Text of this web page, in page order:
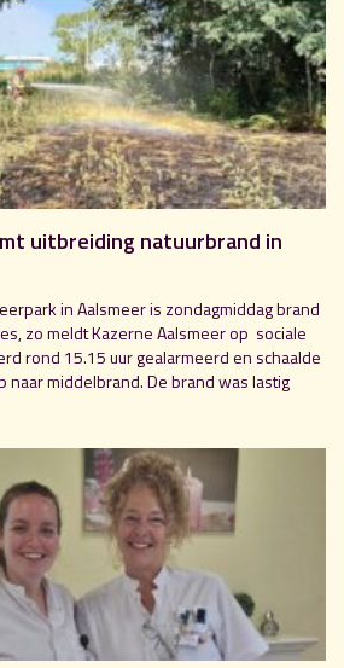
uitbreiding natuurbrand in
in Aalsmeer is zondagmiddag brand
zo meldt Kazerne Aalsmeer op sociale
rond 15.15 uur gealarmeerd en schaalde
naar middelbrand. De brand was lastig